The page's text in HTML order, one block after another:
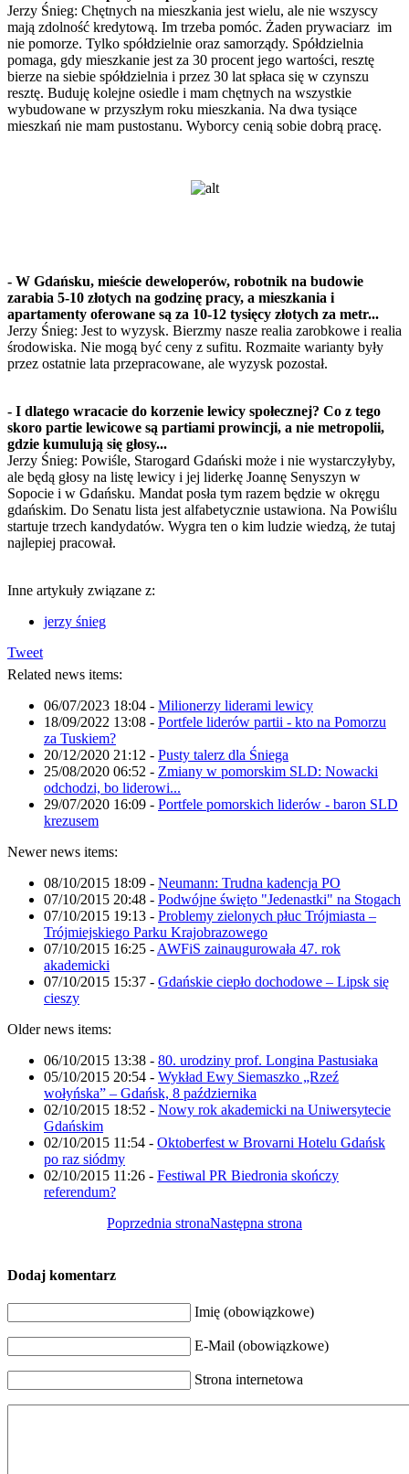
Jerzy Śnieg: Chętnych na mieszkania jest wielu, ale nie wszyscy
mają zdolność kredytową. Im trzeba pomóc. Żaden prywaciarz im
nie pomorze. Tylko spółdzielnie oraz samorządy. Spółdzielnia
pomaga, gdy mieszkanie jest za 30 procent jego wartości, resztę
bierze na siebie spółdzielnia i przez 30 lat spłaca się w czynszu
resztę. Buduję kolejne osiedle i mam chętnych na wszystkie
wybudowane w przyszłym roku mieszkania. Na dwa tysiące
mieszkań nie mam pustostanu. Wyborcy cenią sobie dobrą pracę.
- W Gdańsku, mieście deweloperów, robotnik na budowie
zarabia 5-10 złotych na godzinę pracy, a mieszkania i
apartamenty oferowane są za 10-12 tysięcy złotych za metr...
Jerzy Śnieg: Jest to wyzysk. Bierzmy nasze realia zarobkowe i realia
środowiska. Nie mogą być ceny z sufitu. Rozmaite warianty były
przez ostatnie lata przepracowane, ale wyzysk pozostał.
- I dlatego wracacie do korzenie lewicy społecznej? Co z tego
skoro partie lewicowe są partiami prowincji, a nie metropolii,
gdzie kumulują się głosy...
Jerzy Śnieg: Powiśle, Starogard Gdański może i nie wystarczyłyby,
ale będą głosy na listę lewicy i jej liderkę Joannę Senyszyn w
Sopocie i w Gdańsku. Mandat posła tym razem będzie w okręgu
gdańskim. Do Senatu lista jest alfabetycznie ustawiona. Na Powiślu
startuje trzech kandydatów. Wygra ten o kim ludzie wiedzą, że tutaj
najlepiej pracował.
Inne artykuły związane z:
jerzy śnieg
Tweet
Related news items:
06/07/2023 18:04 - Milionerzy liderami lewicy
18/09/2022 13:08 - Portfele liderów partii - kto na Pomorzu
za Tuskiem?
20/12/2020 21:12 - Pusty talerz dla Śniega
25/08/2020 06:52 - Zmiany w pomorskim SLD: Nowacki
odchodzi, bo liderowi...
29/07/2020 16:09 - Portfele pomorskich liderów - baron SLD
krezusem
Newer news items:
08/10/2015 18:09 - Neumann: Trudna kadencja PO
07/10/2015 20:48 - Podwójne święto "Jedenastki" na Stogach
07/10/2015 19:13 - Problemy zielonych płuc Trójmiasta –
Trójmiejskiego Parku Krajobrazowego
07/10/2015 16:25 - AWFiS zainaugurowała 47. rok
akademicki
07/10/2015 15:37 - Gdańskie ciepło dochodowe – Lipsk się
cieszy
Older news items:
06/10/2015 13:38 - 80. urodziny prof. Longina Pastusiaka
05/10/2015 20:54 - Wykład Ewy Siemaszko „Rzeź
wołyńska” – Gdańsk, 8 października
02/10/2015 18:52 - Nowy rok akademicki na Uniwersytecie
Gdańskim
02/10/2015 11:54 - Oktoberfest w Brovarni Hotelu Gdańsk
po raz siódmy
02/10/2015 11:26 - Festiwal PR Biedronia skończy
referendum?
Poprzednia stronaNastępna strona
Dodaj komentarz
Imię (obowiązkowe)
E-Mail (obowiązkowe)
Strona internetowa